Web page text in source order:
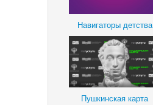
Навигаторы детства
Пушкинская карта